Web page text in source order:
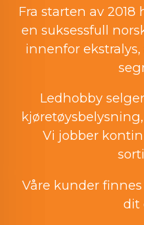
Fra starten av
en suksessfull
innenfor
Ledhobby
Vi jobber
Våre kunder
dit